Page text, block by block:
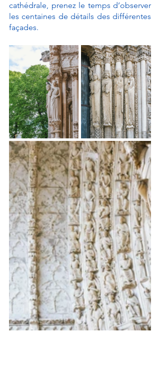
cathédrale, prenez le temps d’observer
les centaines de détails des différentes
façades.